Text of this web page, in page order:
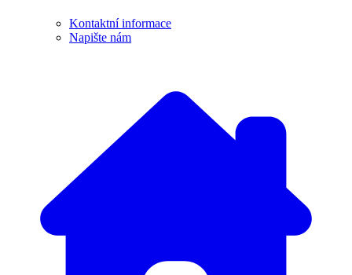
Kontaktní informace
Napište nám